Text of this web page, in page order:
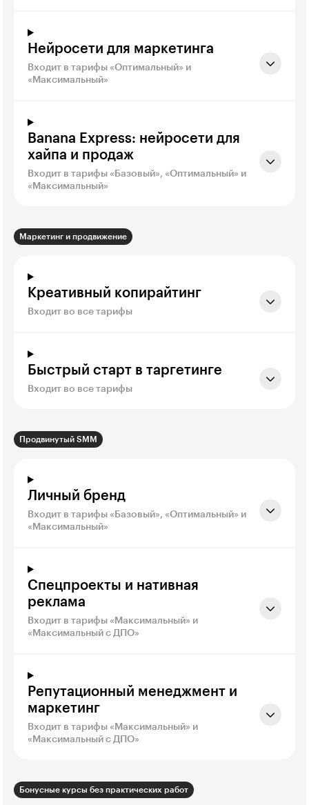
Нейросети для маркетинга
Входит в тарифы «Оптимальный» и
«Максимальный»
Banana Express: нейросети для
хайпа и продаж
Входит в тарифы «Базовый», «Оптимальный» и
«Максимальный»
Маркетинг и продвижение
Креативный копирайтинг
Входит во все тарифы
Быстрый старт в таргетинге
Входит во все тарифы
Продвинутый SMM
Личный бренд
Входит в тарифы «Базовый», «Оптимальный» и
«Максимальный»
Спецпроекты и нативная
реклама
Входит в тарифы «Максимальный» и
«Максимальный с ДПО»
Репутационный менеджмент и
маркетинг
Входит в тарифы «Максимальный» и
«Максимальный с ДПО»
Бонусные курсы без практических работ